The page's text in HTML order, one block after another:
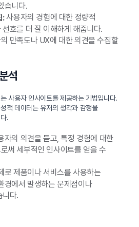
습니다.
:사용자의 경험에 대한 정량적
호를 더 잘 이해하게 해줍니다.
만족도나 UX에 대한 의견을 수집할
석
사용자 인사이트를 제공하는 기법입니다.
적 데이터는 유저의 생각과 감정을
.
자의 의견을 듣고, 특정 경험에 대한
써 세부적인 인사이트를 얻을 수
로 제품이나 서비스를 사용하는
경에서 발생하는 문제점이나
니다.